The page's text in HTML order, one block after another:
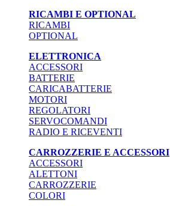
RICAMBI E OPTIONAL
RICAMBI
OPTIONAL
ELETTRONICA
ACCESSORI
BATTERIE
CARICABATTERIE
MOTORI
REGOLATORI
SERVOCOMANDI
RADIO E RICEVENTI
CARROZZERIE E ACCESSORI
ACCESSORI
ALETTONI
CARROZZERIE
COLORI